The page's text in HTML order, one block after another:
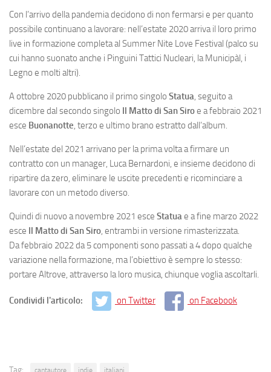
Con l’arrivo della pandemia decidono di non fermarsi e per quanto
possibile continuano a lavorare: nell’estate 2020 arriva il loro primo
live in formazione completa al Summer Nite Love Festival (palco su
cui hanno suonato anche i Pinguini Tattici Nucleari, la Municipàl, i
Legno e molti altri).
A ottobre 2020 pubblicano il primo singolo Statua, seguito a
dicembre dal secondo singolo Il Matto di San Siroe a febbraio 2021
esce Buonanotte, terzo e ultimo brano estratto dall’album.
Nell’estate del 2021 arrivano per la prima volta a firmare un
contratto con un manager, Luca Bernardoni, e insieme decidono di
ripartire da zero, eliminare le uscite precedenti e ricominciare a
lavorare con un metodo diverso.
Quindi di nuovo a novembre 2021 esce Statuae a fine marzo 2022
esce Il Matto di San Siro, entrambi in versione rimasterizzata.
Da febbraio 2022 da 5 componenti sono passati a 4 dopo qualche
variazione nella formazione, ma l’obiettivo è sempre lo stesso:
portare Altrove, attraverso la loro musica, chiunque voglia ascoltarli.
Condividi l'articolo: on Twitter on Facebook
Tag: cantautore indie italiani